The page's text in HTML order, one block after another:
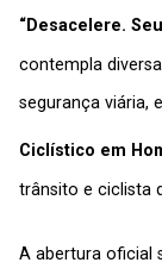
“Desacelere.
contempla
segurança viária,
Ciclístico em
trânsito e ciclista
A abertura oficial